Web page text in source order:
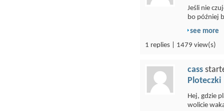
Jeśli nie
bo później
see more
1 replies | 1479 view(s)
cass
Ploteczki
Hej, gdzie
wolicie